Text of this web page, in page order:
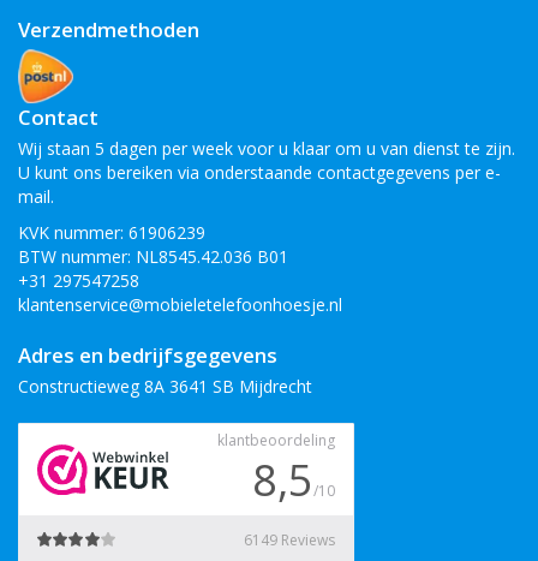
Verzendmethoden
Contact
Wij staan 5 dagen per week voor u klaar om u van dienst te zijn.
U kunt ons bereiken via onderstaande contactgegevens per e-
mail.
KVK nummer: 61906239
BTW nummer: NL8545.42.036 B01
+31 297547258
klantenservice@mobieletelefoonhoesje.nl
Adres en bedrijfsgegevens
Constructieweg 8A 3641 SB Mijdrecht